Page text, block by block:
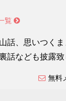
覧
話、思いつく
話なども披露致
無料